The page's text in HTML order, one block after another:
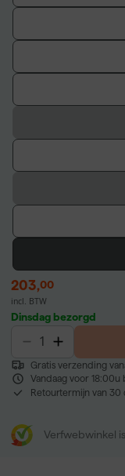
203,00
incl. BTW
Dinsdag bezorgd
Gratis verzending
Vandaag voor
Retourtermijn van 30
Verfwebwinkel